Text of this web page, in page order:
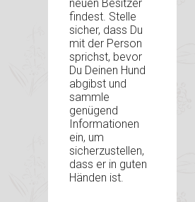
neuen Besitzer
findest. Stelle
sicher, dass Du
mit der Person
sprichst, bevor
Du Deinen Hund
abgibst und
sammle
genügend
Informationen
ein, um
sicherzustellen,
dass er in guten
Händen ist.